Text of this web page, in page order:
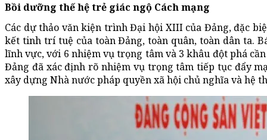
Bồi dưỡng thế hệ trẻ giác ngộ Cách mạng
Các dự thảo văn kiện trình Đại hội XIII của Đảng, đặc
kết tinh trí tuệ của toàn Đảng, toàn quân, toàn dân ta.
lĩnh vực, với 6 nhiệm vụ trọng tâm và 3 khâu đột phá
Đảng đã xác định rõ nhiệm vụ trọng tâm tiếp tục đẩy
xây dựng Nhà nước pháp quyền xã hội chủ nghĩa và hệ